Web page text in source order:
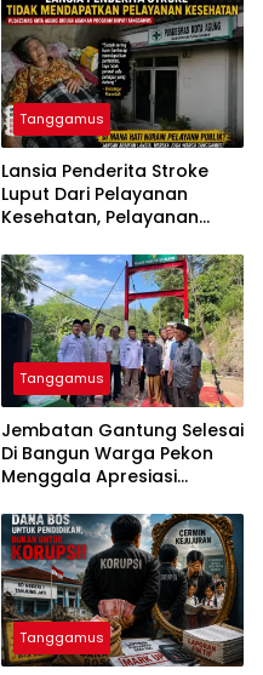
Tanggamus
Lansia Penderita Stroke
Luput Dari Pelayanan
Kesehatan, Pelayanan
Disorot
Tanggamus
Jembatan Gantung Selesai
Di Bangun Warga Pekon
Menggala Apresiasi
Tanggamus